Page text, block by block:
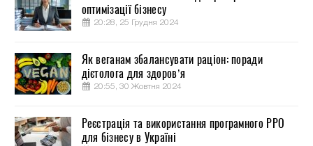
оптимізації бізнесу
20:28, 25 Грудня 2024
Як веганам збалансувати раціон: поради
дієтолога для здоров’я
20:55, 30 Жовтня 2024
Реєстрація та використання програмного РРО
для бізнесу в Україні